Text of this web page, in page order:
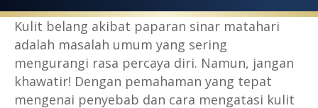
Kulit belang akibat paparan sinar matahari
adalah masalah umum yang sering
mengurangi rasa percaya diri. Namun, jangan
khawatir! Dengan pemahaman yang tepat
mengenai penyebab dan cara mengatasi kulit